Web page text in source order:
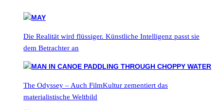
Die Realität wird flüssiger. Künstliche Intelligenz passt sie
dem Betrachter an
The Odyssey – Auch FilmKultur zementiert das
materialistische Weltbild